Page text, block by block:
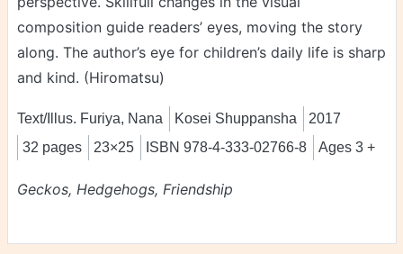
composition guide readers’ eyes, moving the story
along. The author’s eye for children’s daily life is sharp
and kind. (Hiromatsu)
Text/Illus. Furiya, Nana Kosei Shuppansha
2017
32 pages
23×25 ISBN 978-4-333-02766-8 Ages 3 +
Geckos, Hedgehogs, Friendship